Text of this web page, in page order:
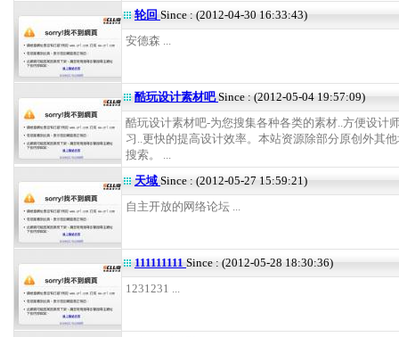
轮回 Since : (2012-04-30 16:33:43)
安德森 ...
酷玩设计素材吧Since : (2012-05-04 19:57:09)
酷玩设计素材吧-为您搜集各种各类的素材..方便设计
习..更快的提高设计效率。本站资源除部分原创外其
搜索。 ...
天域 Since : (2012-05-27 15:59:21)
自主开放的网络论坛 ...
111111111 Since : (2012-05-28 18:30:36)
1231231 ...